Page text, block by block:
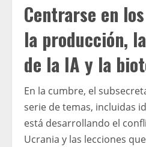
Centrarse en
la producción,
de la IA y la
En la cumbre, el
serie de temas, incluidas
está desarrollando el
Ucrania y las lecciones